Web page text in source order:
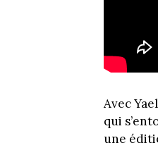
Avec
qui
une